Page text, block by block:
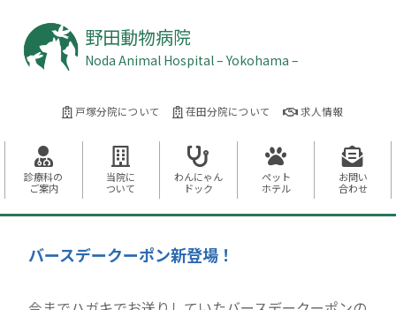
野田動物病院
Noda Animal Hospital – Yokohama –
戸塚分院について 荏田分院について 求人情報
診療科の
ご案内
当院に
ついて
わんにゃん
ドック
ペット
ホテル
お問い
合わせ
バースデークーポン新登場！